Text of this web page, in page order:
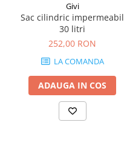
Givi
Sac cilindric impermeabil
30 litri
252,00 RON
LA COMANDA
ADAUGA IN COS